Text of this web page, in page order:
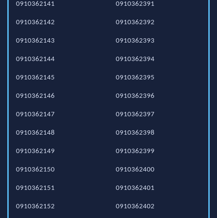
0910362141
0910362142
0910362143
0910362144
0910362145
0910362146
0910362147
0910362148
0910362149
0910362150
0910362151
0910362152
0910362391
0910362392
0910362393
0910362394
0910362395
0910362396
0910362397
0910362398
0910362399
0910362400
0910362401
0910362402